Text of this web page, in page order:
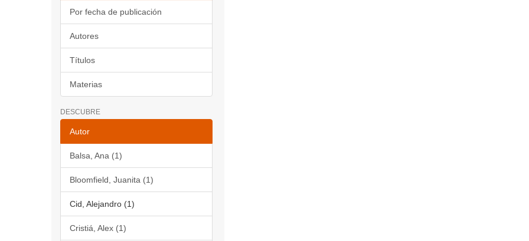
Por fecha de publicación
Autores
Títulos
Materias
DESCUBRE
Autor
Balsa, Ana (1)
Bloomfield, Juanita (1)
Cid, Alejandro (1)
Cristiá, Alex (1)